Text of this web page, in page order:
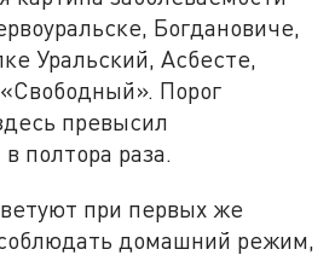
Богдановиче,
Уральский, Асбесте,
Порог
превысил
полтора раза.
при первых же
домашний режим,